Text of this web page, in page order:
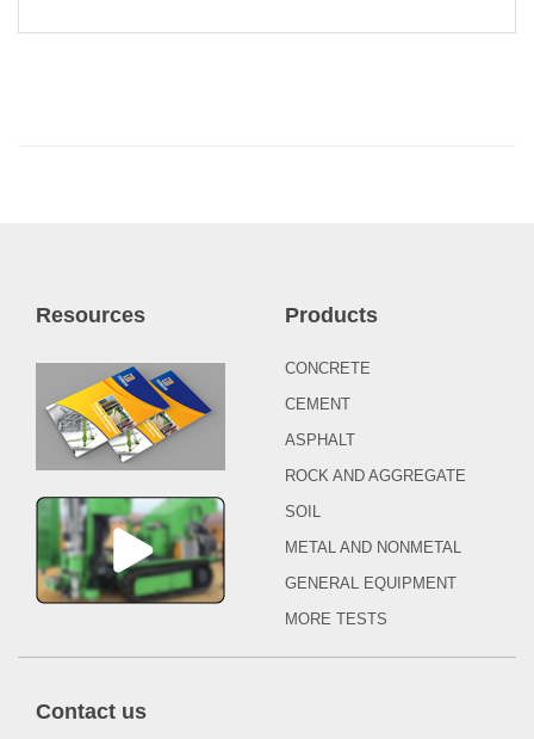
Resources Products
CONCRETE
CEMENT
ASPHALT
ROCK AND AGGREGATE
SOIL
METAL AND NONMETAL
GENERAL EQUIPMENT
MORE TESTS
Contact us